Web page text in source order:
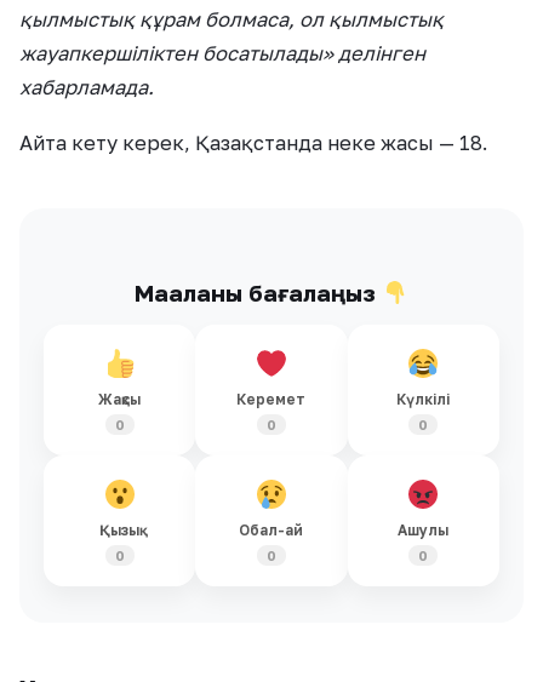
қылмыстық құрам болмаса, ол қылмыстық
жауапкершіліктен босатылады» делінген
хабарламада.
Айта кету керек, Қазақстанда неке жасы — 18.
Мақаланы бағалаңыз
Жақсы
0
Керемет
0
Күлкілі
0
Қызық
0
Обал-ай
0
Ашулы
0